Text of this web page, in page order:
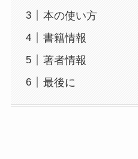
本の使い方
書籍情報
著者情報
最後に